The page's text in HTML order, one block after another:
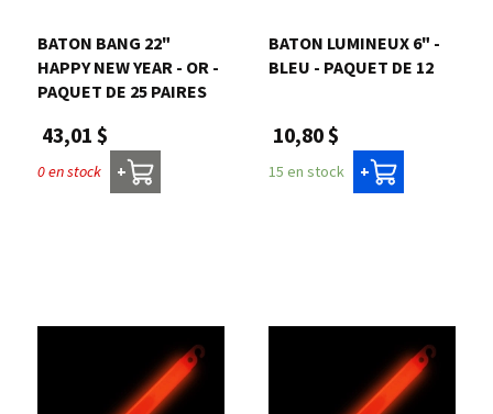
BATON BANG 22"
HAPPY NEW YEAR - OR -
PAQUET DE 25 PAIRES
43,01 $
0 en stock +
BATON LUMINEUX 6" -
BLEU - PAQUET DE 12
10,80 $
15 en stock +